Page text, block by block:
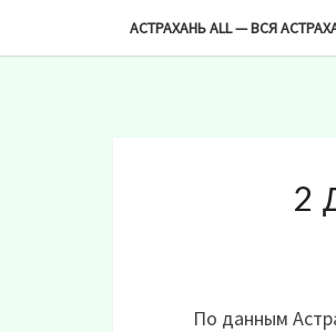
АСТРАХАНЬ ALL — ВСЯ
2
По данным